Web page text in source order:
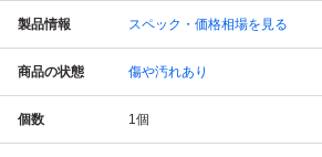
製品情報 スペック・価格相場を見る
商品の状態 傷や汚れあり
個数 1個